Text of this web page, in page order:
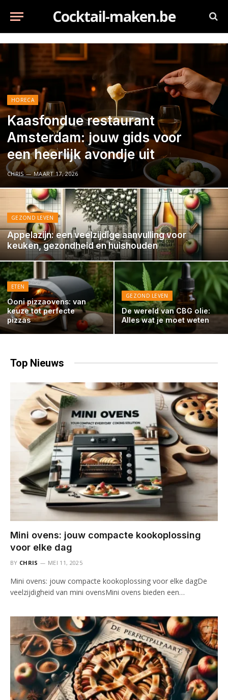
Cocktail-maken.be
HORECA
Kaasfondue restaurant
Amsterdam: jouw gids voor
een heerlijk avondje uit
CHRIS MAART 17, 2026
GEZOND LEVEN
Appelazijn: een veelzijdige aanvulling voor
keuken, gezondheid en huishouden
ETEN
Ooni pizzaovens: van
keuze tot perfecte
pizzas
GEZOND LEVEN
De wereld van CBG olie:
Alles wat je moet weten
Top Nieuws
Mini ovens: jouw compacte kookoplossing
voor elke dag
BY CHRIS MEI 11, 2025
Mini ovens: jouw compacte kookoplossing voor elke dagDe
veelzijdigheid van mini ovensMini ovens bieden een…